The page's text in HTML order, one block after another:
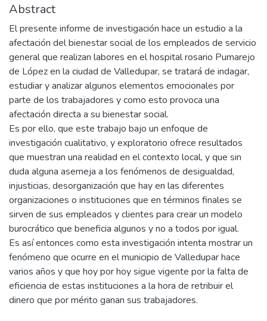
Abstract
El presente informe de investigación hace un estudio a la
afectación del bienestar social de los empleados de servicio
general que realizan labores en el hospital rosario Pumarejo
de López en la ciudad de Valledupar, se tratará de indagar,
estudiar y analizar algunos elementos emocionales por
parte de los trabajadores y como esto provoca una
afectación directa a su bienestar social.
Es por ello, que este trabajo bajo un enfoque de
investigación cualitativo, y exploratorio ofrece resultados
que muestran una realidad en el contexto local, y que sin
duda alguna asemeja a los fenómenos de desigualdad,
injusticias, desorganización que hay en las diferentes
organizaciones o instituciones que en términos finales se
sirven de sus empleados y clientes para crear un modelo
burocrático que beneficia algunos y no a todos por igual.
Es así entonces como esta investigación intenta mostrar un
fenómeno que ocurre en el municipio de Valledupar hace
varios años y que hoy por hoy sigue vigente por la falta de
eficiencia de estas instituciones a la hora de retribuir el
dinero que por mérito ganan sus trabajadores.